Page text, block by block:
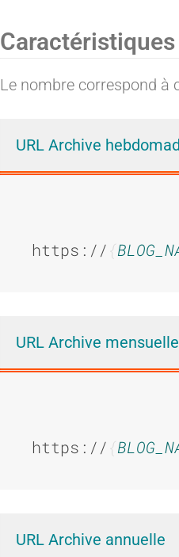
a
g
e
:
A
b
Le nombre correspond à
URL Archive
https://
URL Archive mensuelle
https://
URL Archive annuelle